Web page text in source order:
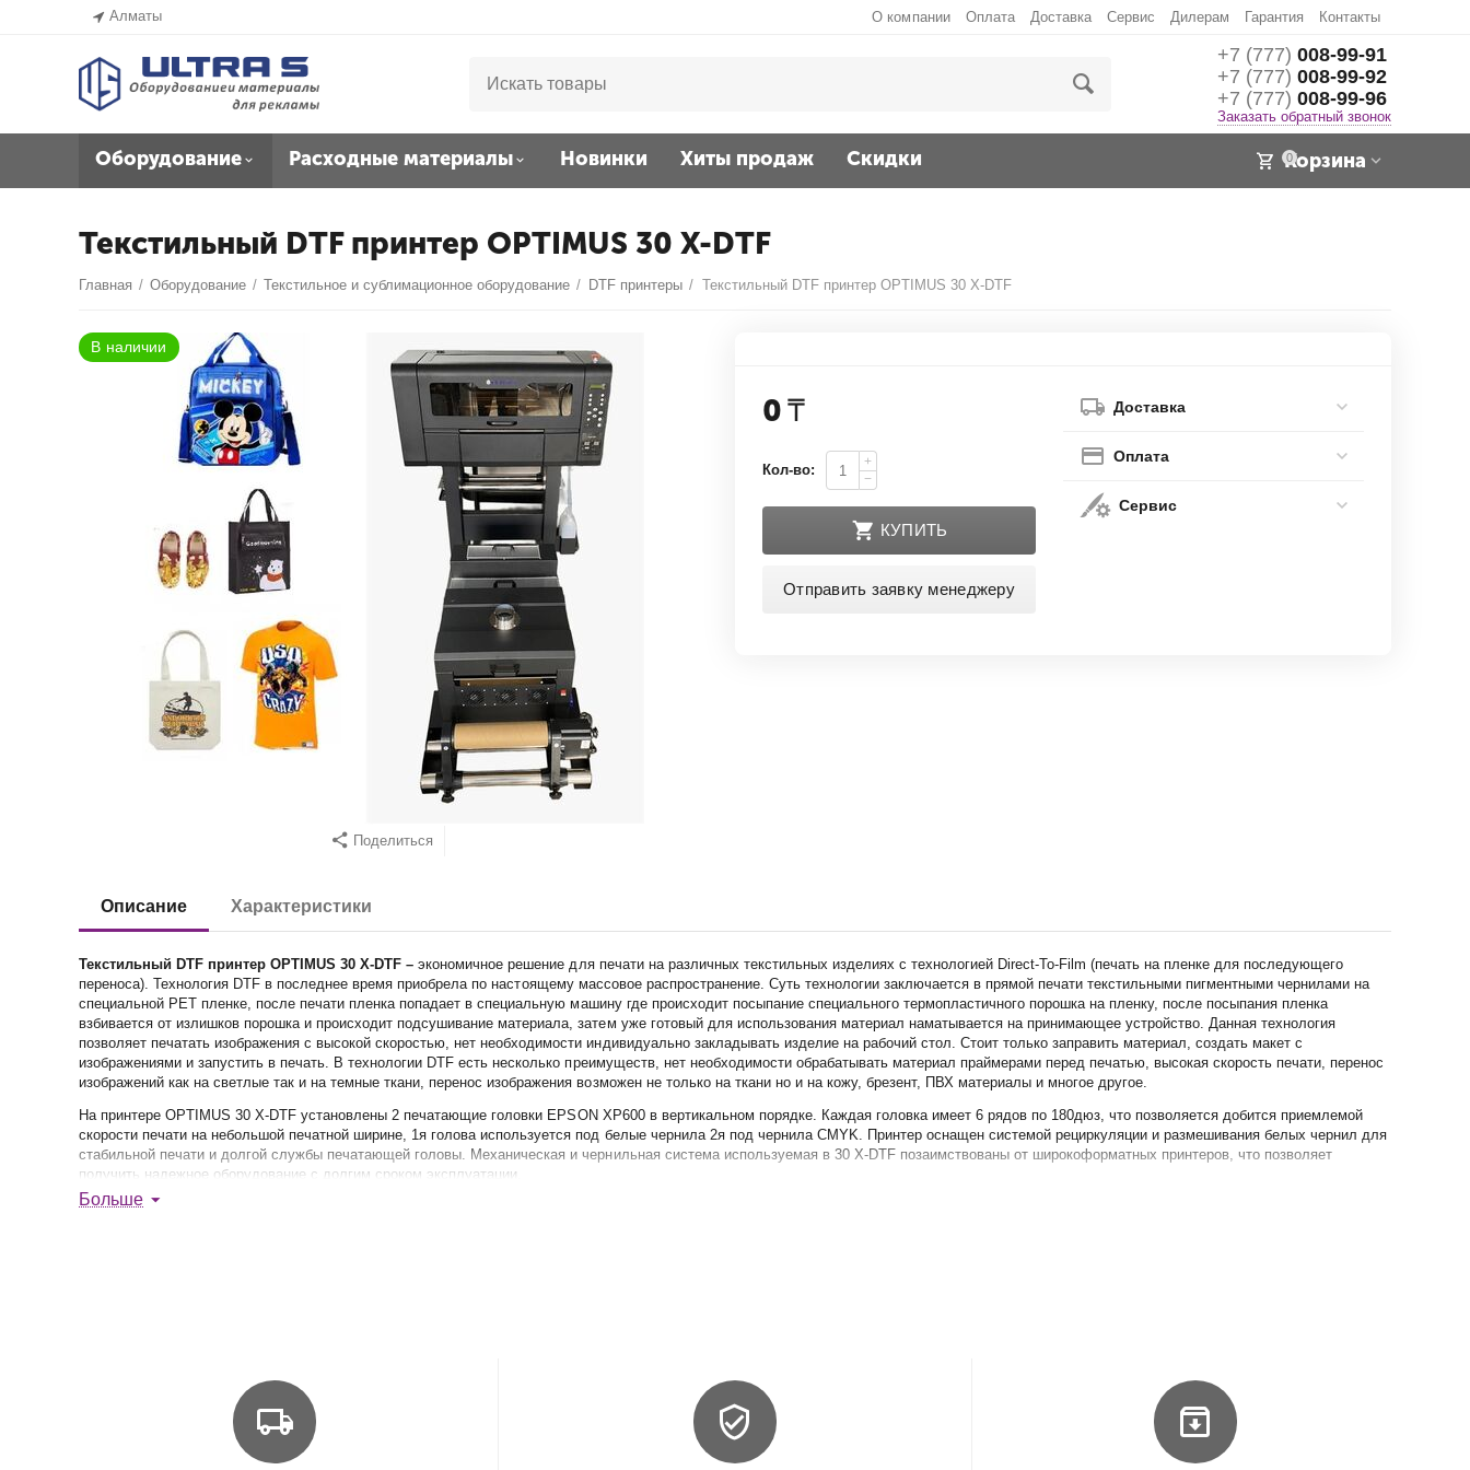
Алматы О компании Оплата Доставка Сервис Дилерам Гарантия Контакты
+7 (777) 008-99-91
+7 (777) 008-99-92
+7 (777) 008-99-96
Заказать обратный звонок
Оборудование Расходные материалы Новинки Хиты продаж Скидки 0
Корзина
Текстильный DTF принтер OPTIMUS 30 X-DTF
Главная / Оборудование / Текстильное и сублимационное оборудование / DTF принтеры / Текстильный DTF принтер OPTIMUS 30 X-DTF
Поделиться
0₸
Кол-во:
+
−
КУПИТЬ
Отправить заявку менеджеру
Доставка
Оплата
Сервис
Описание Характеристики
Текстильный DTF принтер OPTIMUS 30 X-DTF –экономичное решение для печати на различных текстильных изделиях с технологией Direct-To-Film (печать на пленке для последующего
переноса). Технология DTF в последнее время приобрела по настоящему массовое распространение. Суть технологии заключается в прямой печати текстильными пигментными чернилами на
специальной PET пленке, после печати пленка попадает в специальную машину где происходит посыпание специального термопластичного порошка на пленку, после посыпания пленка
взбивается от излишков порошка и происходит подсушивание материала, затем уже готовый для использования материал наматывается на принимающее устройство. Данная технология
позволяет печатать изображения с высокой скоростью, нет необходимости индивидуально закладывать изделие на рабочий стол. Стоит только заправить материал, создать макет с
изображениями и запустить в печать. В технологии DTF есть несколько преимуществ, нет необходимости обрабатывать материал праймерами перед печатью, высокая скорость печати, перенос
изображений как на светлые так и на темные ткани, перенос изображения возможен не только на ткани но и на кожу, брезент, ПВХ материалы и многое другое.
На принтере OPTIMUS30X-DTF установлены 2 печатающие головки EPSON XP600в вертикальном порядке. Каждая головка имеет 6 рядов по 180дюз, что позволяется добится приемлемой
скорости печати на небольшой печатной ширине, 1я голова используется под белые чернила 2я под чернила CMYK. Принтер оснащен системой рециркуляции и размешивания белых чернил для
стабильной печати и долгой службы печатающей головы. Механическая и чернильная система используемая в 30 X-DTF позаимствованы от широкоформатных принтеров, что позволяет
получить надежное оборудование с долгим сроком эксплуатации.
После печати изображение необходимо переносить на изделие по средством термопресса.
это:
Система печати текстильными пигментными чернилами.
Оснащение Японскими печатными головками с изменяемой каплей Epson XP600
2шт печатных головы
Больше